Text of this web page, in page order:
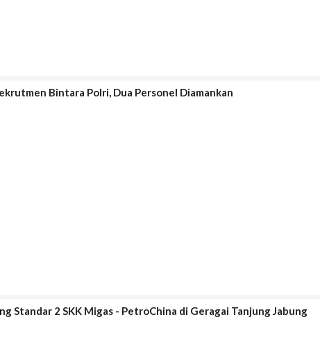
Bintara Polri, Dua Personel Diamankan
Standar 2 SKK Migas - PetroChina di Geragai Tanjung Jabung